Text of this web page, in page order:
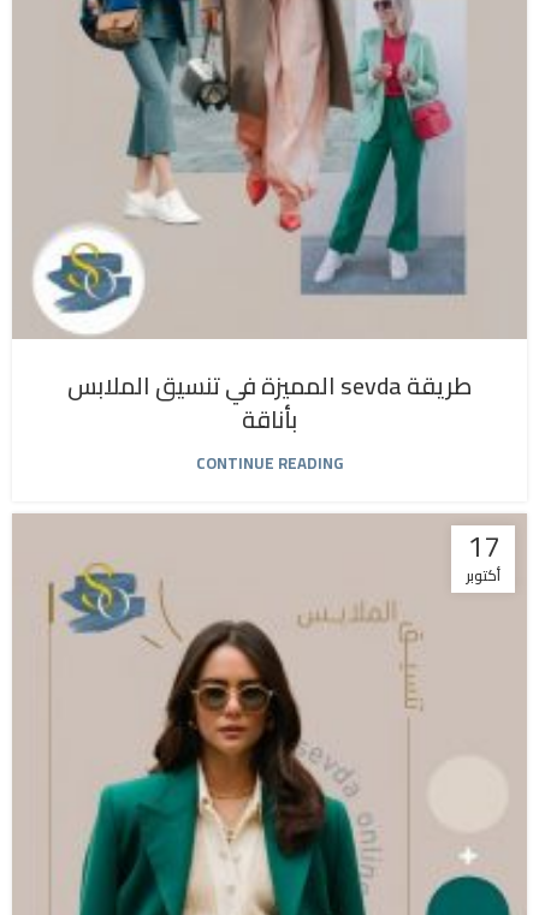
طريقة sevda المميزة في تنسيق الملابس
بأناقة
CONTINUE READING
17
أكتوبر